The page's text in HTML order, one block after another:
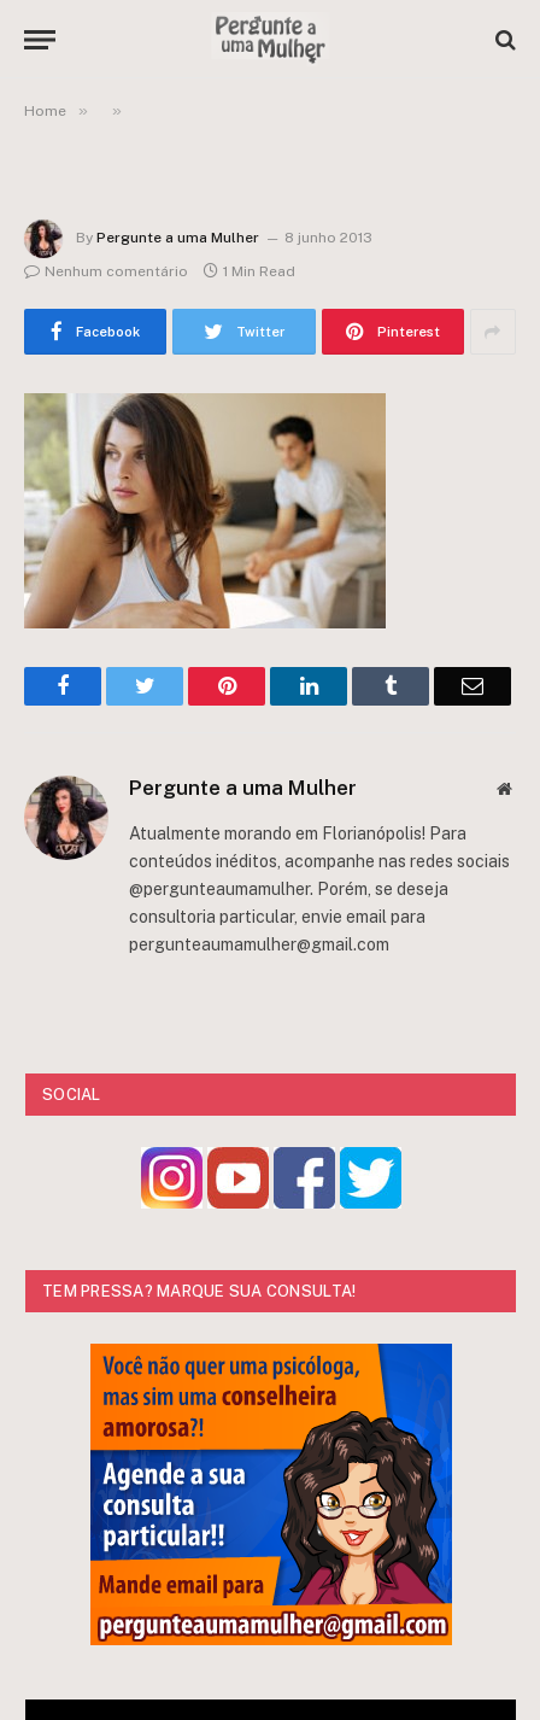
Home » »
By Pergunte a uma Mulher
8 junho 2013
Nenhum comentário
1 Min Read
Facebook Twitter Pinterest
FacebookTwitter Pinterest LinkedInTumblr Email
Pergunte a uma Mulher
Atualmente morando em Florianópolis! Para
conteúdos inéditos, acompanhe nas redes sociais
@pergunteaumamulher. Porém, se deseja
consultoria particular, envie email para
pergunteaumamulher@gmail.com
SOCIAL
TEM PRESSA? MARQUE SUA CONSULTA!